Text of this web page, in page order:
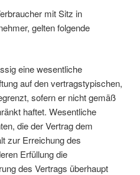
mit Sitz in
gelten folgende
eine wesentliche
auf den vertragstypischen,
sofern er nicht gemäß
haftet. Wesentliche
die der Vertrag dem
zur Erreichung des
Erfüllung die
des Vertrags überhaupt